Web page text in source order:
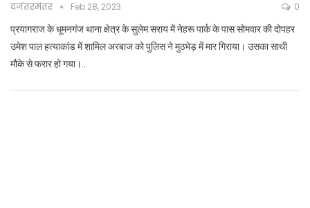
दजंतरमंतर Feb 28, 2023 0
प्रयागराज के धूमनगंज थाना क्षेत्र के सुलेम सराय में नेहरू पार्क के पास सोमवार की दोपहर
उमेश पाल हत्याकांड में शामिल अरबाज को पुलिस ने मुठभेड़ में मार गिराया। उसका साथी
मौके से फरार हो गया।…